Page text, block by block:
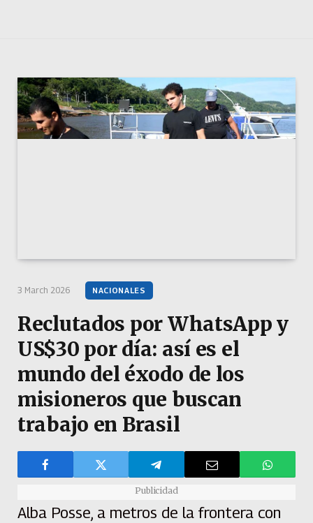
3 March 2026 NACIONALES
Reclutados por WhatsApp y
US$30 por día: así es el
mundo del éxodo de los
misioneros que buscan
trabajo en Brasil
Publicidad
Alba Posse, a metros de la frontera con